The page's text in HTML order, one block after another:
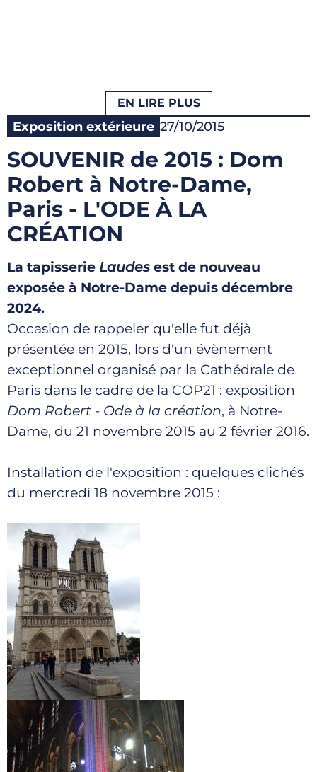
EN LIRE PLUS
Exposition extérieure 27/10/2015
SOUVENIR de 2015 : Dom
Robert à Notre-Dame,
Paris - L'ODE À LA
CRÉATION
La tapisserie Laudes est de nouveau
exposée à Notre-Dame depuis décembre
2024.
Occasion de rappeler qu'elle fut déjà
présentée en 2015, lors d'un évènement
exceptionnel organisé par la Cathédrale de
Paris dans le cadre de la COP21 : exposition
Dom Robert - Ode à la création, à Notre-
Dame, du 21 novembre 2015 au 2 février 2016.
Installation de l'exposition : quelques clichés
du mercredi 18 novembre 2015 :